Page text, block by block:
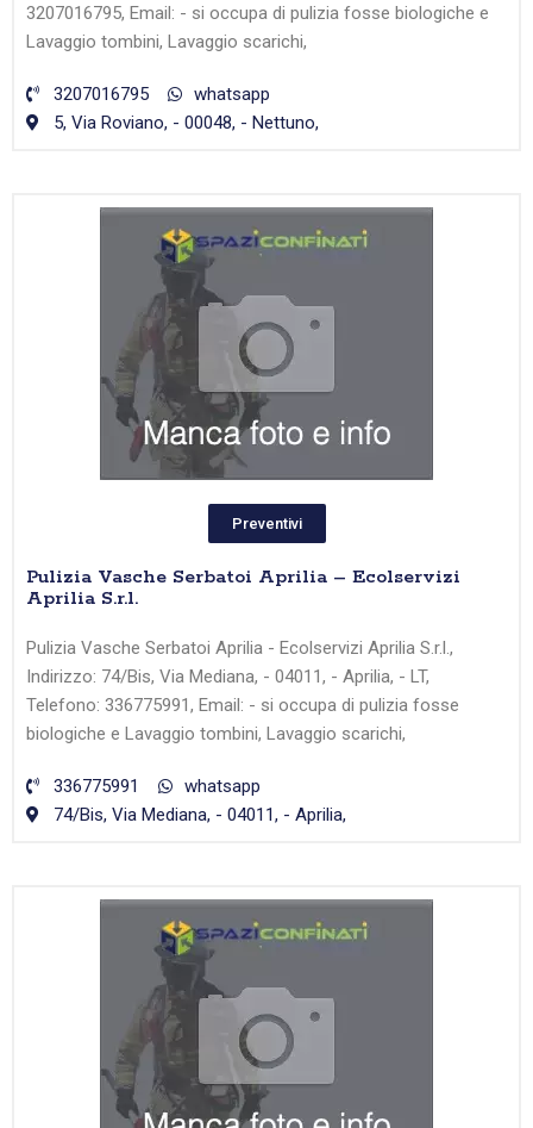
3207016795, Email: - si occupa di pulizia fosse biologiche e
Lavaggio tombini, Lavaggio scarichi,
3207016795
whatsapp
5, Via Roviano, - 00048, - Nettuno,
Preventivi
Pulizia Vasche Serbatoi Aprilia – Ecolservizi
Aprilia S.r.l.
Pulizia Vasche Serbatoi Aprilia - Ecolservizi Aprilia S.r.l.,
Indirizzo: 74/Bis, Via Mediana, - 04011, - Aprilia, - LT,
Telefono: 336775991, Email: - si occupa di pulizia fosse
biologiche e Lavaggio tombini, Lavaggio scarichi,
336775991
whatsapp
74/Bis, Via Mediana, - 04011, - Aprilia,